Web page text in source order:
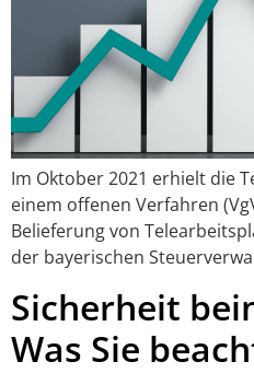
Im Oktober 2021 erhielt die
einem offenen Verfahren
Belieferung von
der bayerischen
Sicherheit
Was Sie